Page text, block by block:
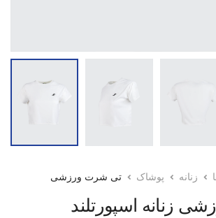
زنانه پوشاک تی شرت ورزشی
زنانه اسپورتلند